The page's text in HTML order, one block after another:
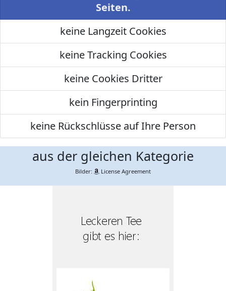
Seiten.
keine Langzeit Cookies
keine Tracking Cookies
keine Cookies Dritter
kein Fingerprinting
keine Rückschlüsse auf Ihre Person
aus der gleichen Kategorie
Bilder: License Agreement